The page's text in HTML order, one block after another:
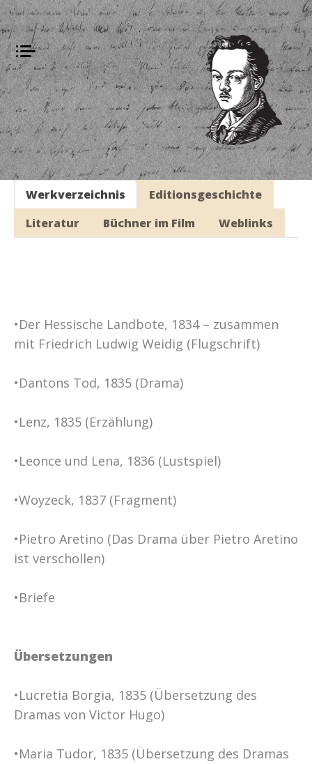
Werkverzeichnis
Editionsgeschichte
Literatur
Büchner im Film Weblinks
•Der Hessische Landbote, 1834 – zusammen
mit Friedrich Ludwig Weidig (Flugschrift)
•Dantons Tod, 1835 (Drama)
•Lenz, 1835 (Erzählung)
•Leonce und Lena, 1836 (Lustspiel)
•Woyzeck, 1837 (Fragment)
•Pietro Aretino (Das Drama über Pietro Aretino
ist verschollen)
•Briefe
Übersetzungen
•Lucretia Borgia, 1835 (Übersetzung des
Dramas von Victor Hugo)
•Maria Tudor, 1835 (Übersetzung des Dramas